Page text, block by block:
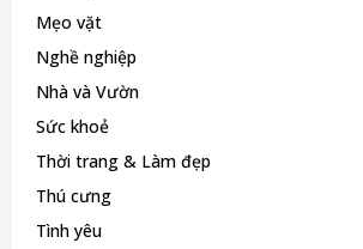
Mẹo vặt
Nghề nghiệp
Nhà và Vườn
Sức khoẻ
Thời trang & Làm đẹp
Thú cưng
Tình yêu